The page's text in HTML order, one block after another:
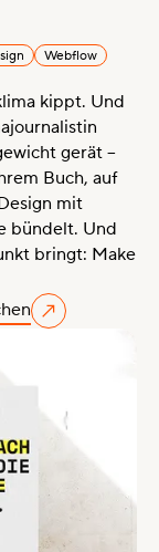
Webflow
kippt. Und
gerät –
Buch, auf
mit
bündelt. Und
bringt: Make